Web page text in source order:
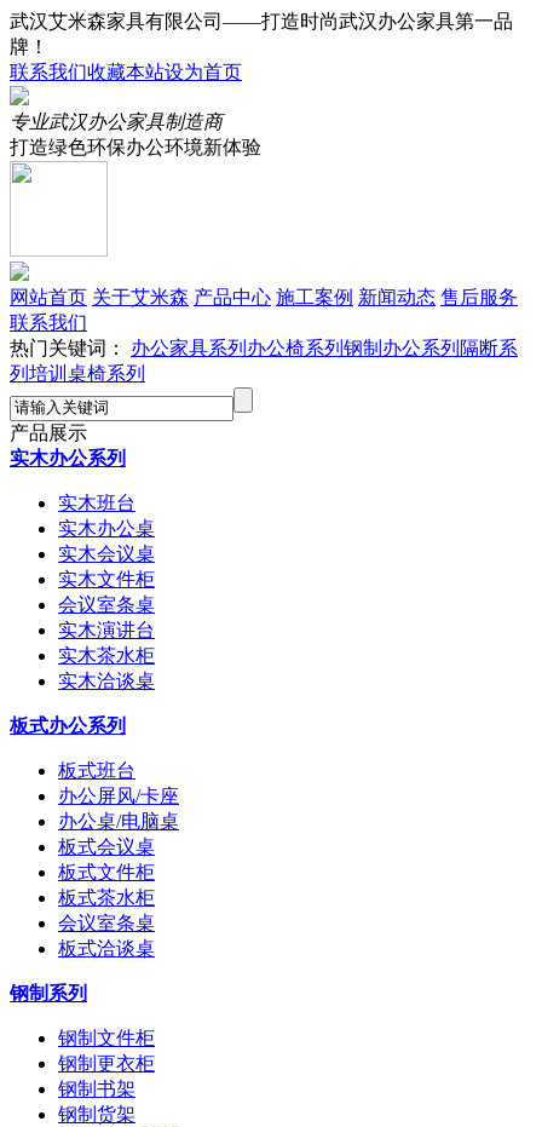
武汉艾米森家具有限公司——打造时尚武汉办公家具第一品
牌！
联系我们收藏本站设为首页
专业武汉办公家具制造商
打造绿色环保办公环境新体验
网站首页 关于艾米森 产品中心 施工案例 新闻动态 售后服务
联系我们
热门关键词： 办公家具系列 办公椅系列 钢制办公系列 隔断系
列 培训桌椅系列
产品展示
实木办公系列
实木班台
实木办公桌
实木会议桌
实木文件柜
会议室条桌
实木演讲台
实木茶水柜
实木洽谈桌
板式办公系列
板式班台
办公屏风/卡座
办公桌/电脑桌
板式会议桌
板式文件柜
板式茶水柜
会议室条桌
板式洽谈桌
钢制系列
钢制文件柜
钢制更衣柜
钢制书架
钢制货架